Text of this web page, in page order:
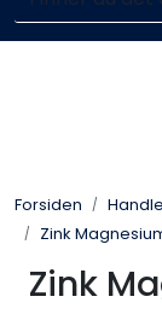
Skip to main
Forsiden
Zink
Zink
Taktekking
FOAMGLAS®